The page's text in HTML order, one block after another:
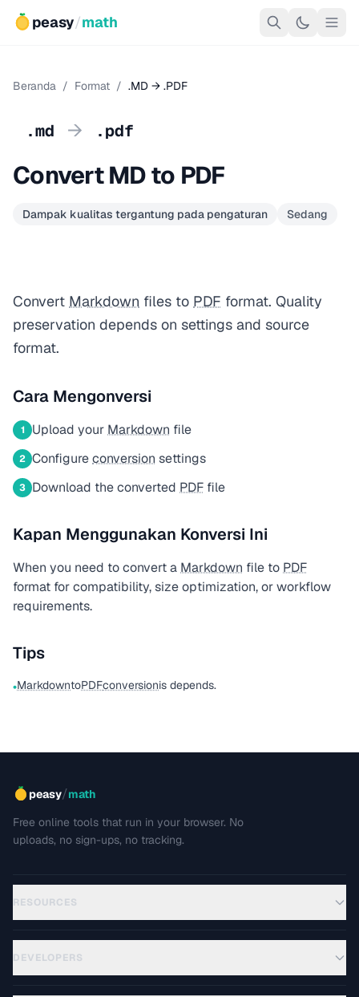
peasy/math
Beranda / Format / .MD → .PDF
.md → .pdf
Convert MD to PDF
Dampak kualitas tergantung pada pengaturan Sedang
Convert Markdown files to PDF format. Quality
preservation depends on settings and source
format.
Cara Mengonversi
1 Upload your Markdown file
2 Configureconversion settings
3 Download the converted PDF file
Kapan Menggunakan Konversi Ini
When you need to convert a Markdown file to PDF
format for compatibility, size optimization, or workflow
requirements.
Tips
•MarkdowntoPDFconversionis depends.
peasy/math
Free online tools that run in your browser. No
uploads, no sign-ups, no tracking.
RESOURCES
DEVELOPERS